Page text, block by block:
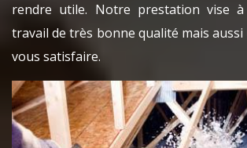
rendre utile. Notre prestation vise
travail de très bonne qualité mais
vous satisfaire.